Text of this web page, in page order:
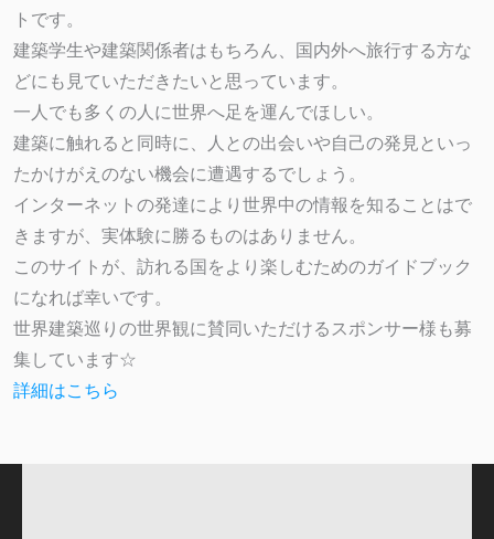
トです。
建築学生や建築関係者はもちろん、国内外へ旅行する方な
どにも見ていただきたいと思っています。
一人でも多くの人に世界へ足を運んでほしい。
建築に触れると同時に、人との出会いや自己の発見といっ
たかけがえのない機会に遭遇するでしょう。
インターネットの発達により世界中の情報を知ることはで
きますが、実体験に勝るものはありません。
このサイトが、訪れる国をより楽しむためのガイドブック
になれば幸いです。
世界建築巡りの世界観に賛同いただけるスポンサー様も募
集しています☆
詳細はこちら